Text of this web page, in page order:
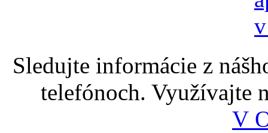
Sledujte informácie z
telefónoch. Využívajte
V